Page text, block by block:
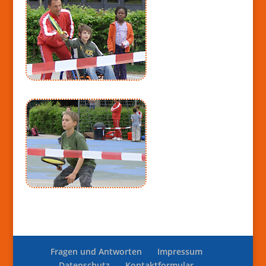
Fragen und Antworten
Impressum